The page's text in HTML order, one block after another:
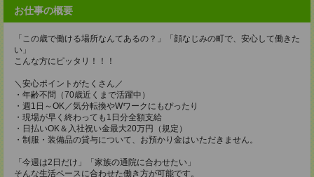
お仕事の概要
「この歳で働ける場所なんてあるの？」「顔なじみの町で、安心して働きた
い」
こんな方にピッタリ！！！
＼安心ポイントがたくさん／
・年齢不問（70歳近くまで活躍中）
・週1日～OK／気分転換やWワークにもぴったり
・現場が早く終わっても1日分全額支給
・日払いOK＆入社祝い金最大20万円（規定）
・制服・装備品の貸与について、お預かり金はいただきません。
「今週は2日だけ」「家族の通院に合わせたい」
そんな生活ペースに合わせた働き方が可能です。